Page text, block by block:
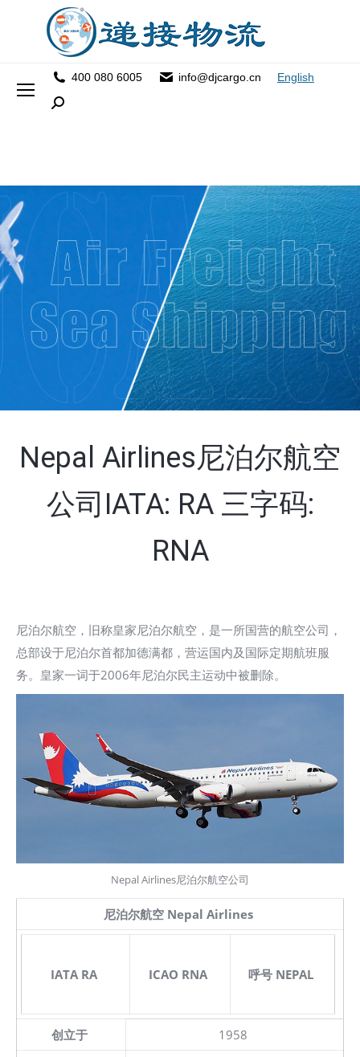
400 080 6005 info@djcargo.cn English
Search:
Nepal Airlines尼泊尔航空
公司IATA: RA 三字码:
RNA
尼泊尔航空，旧称皇家尼泊尔航空，是一所国营的航空公司，
总部设于尼泊尔首都加德满都，营运国内及国际定期航班服
务。皇家一词于2006年尼泊尔民主运动中被删除。
Nepal Airlines尼泊尔航空公司
尼泊尔航空 Nepal Airlines
IATA RA ICAO RNA 呼号 NEPAL
创立于
1958